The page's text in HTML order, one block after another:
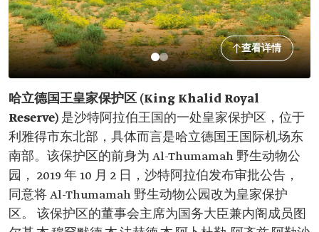
查看详情
哈立德国王皇家保护区 (King Khalid Royal
Reserve) 是沙特阿拉伯王国的一处皇家保护区，位于
利雅得市东北部，具体而言是哈立德国王国际机场东
南部。该保护区的前身为 Al-Thumamah 野生动物公
园， 2019 年 10 月 2 日，沙特阿拉伯发布审批公告，
同意将 Al-Thumamah 野生动物公园改为皇家保护
区。 该保护区的董事会主席为国务大臣兼内阁成员图